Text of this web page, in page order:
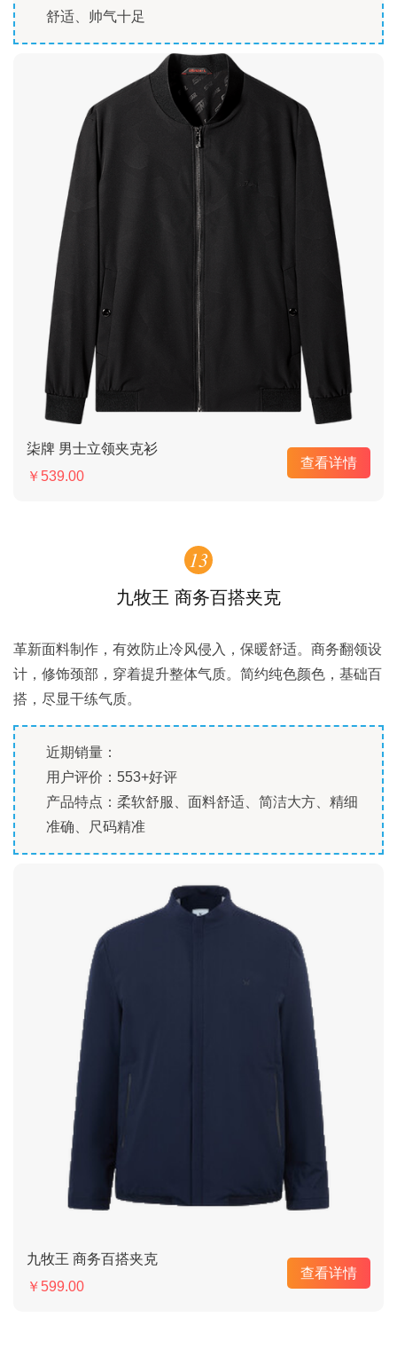
舒适、帅气十足
柒牌 男士立领夹克衫
￥539.00
查看详情
13
九牧王 商务百搭夹克
革新面料制作，有效防止冷风侵入，保暖舒适。商务翻领设
计，修饰颈部，穿着提升整体气质。简约纯色颜色，基础百
搭，尽显干练气质。
近期销量：
用户评价：553+好评
产品特点：柔软舒服、面料舒适、简洁大方、精细
准确、尺码精准
九牧王 商务百搭夹克
￥599.00
查看详情